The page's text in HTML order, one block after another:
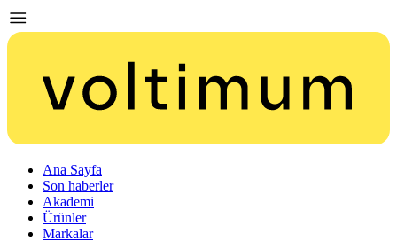
Ana Sayfa
Son haberler
Akademi
Ürünler
Markalar